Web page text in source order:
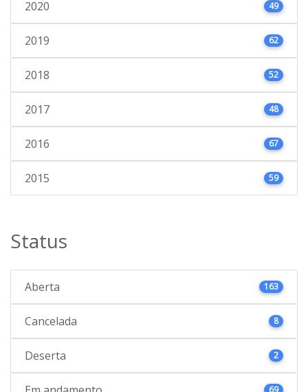
2020 49
2019 62
2018 52
2017 48
2016 67
2015 59
Status
Aberta 163
Cancelada 8
Deserta 2
69